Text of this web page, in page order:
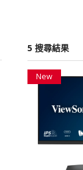
5 搜尋結果
New